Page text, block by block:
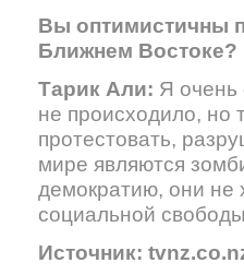
Вы оптимистичны
Ближнем Востоке?
Тарик Али: Я очень
не происходило, но
протестовать,
мире являются
демократию, они не
социальной
Источник: tvnz.co.